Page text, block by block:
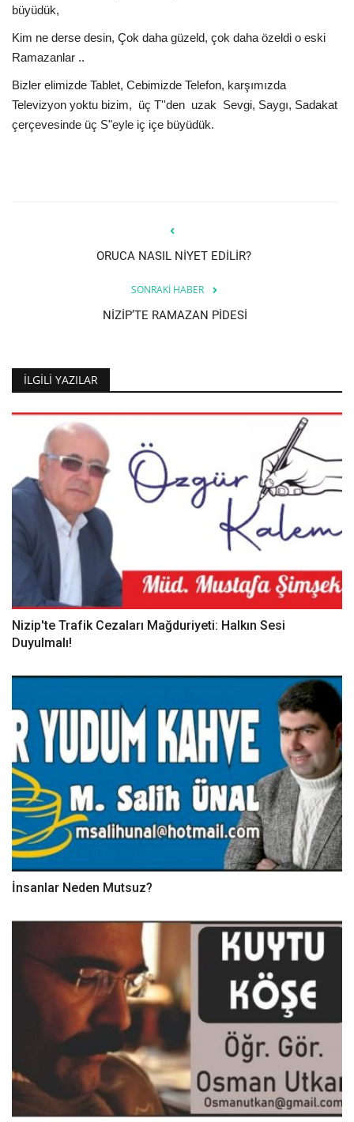
büyüdük,
Kim ne derse desin, Çok daha güzeld, çok daha özeldi o eski
Ramazanlar ..
Bizler elimizde Tablet, Cebimizde Telefon, karşımızda
Televizyon yoktu bizim, üç T''den uzak Sevgi, Saygı, Sadakat
çerçevesinde üç S"eyle iç içe büyüdük.
ORUCA NASIL NİYET EDİLİR?
SONRAKI HABER
NİZİP’TE RAMAZAN PİDESİ
İLGILI YAZILAR
Nizip'te Trafik Cezaları Mağduriyeti: Halkın Sesi
Duyulmalı!
İnsanlar Neden Mutsuz?